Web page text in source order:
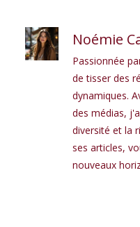
Noémie
Passionnée
de tisser des
dynamiques.
des médias,
diversité et la
ses articles,
nouveaux